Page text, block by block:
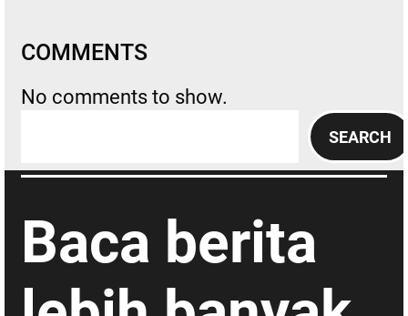
COMMENTS
No comments to show.
a
c
SEARCH
Baca berita